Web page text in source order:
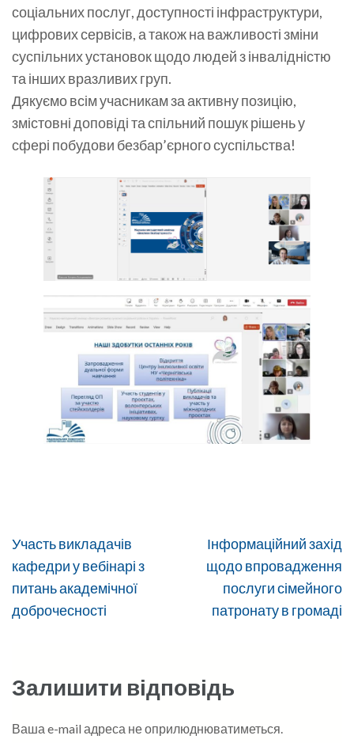
соціальних послуг, доступності інфраструктури,
цифрових сервісів, а також на важливості зміни
суспільних установок щодо людей з інвалідністю
та інших вразливих груп.
Дякуємо всім учасникам за активну позицію,
змістовні доповіді та спільний пошук рішень у
сфері побудови безбар’єрного суспільства!
Навігація
записів
Участь викладачів
кафедри у вебінарі з
питань академічної
доброчесності
Інформаційний захід
щодо впровадження
послуги сімейного
патронату в громаді
Залишити відповідь
Ваша e-mail адреса не оприлюднюватиметься.